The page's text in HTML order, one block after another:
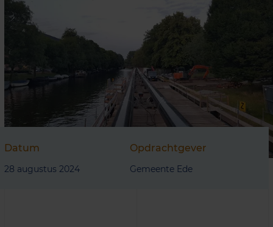
Datum
28 augustus 2024
Opdrachtgever
Gemeente Ede